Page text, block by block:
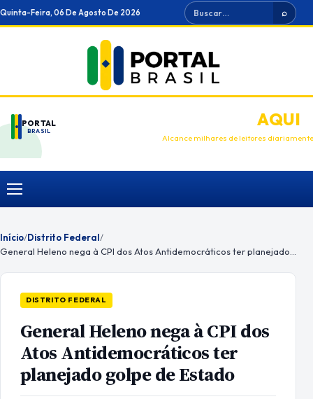
Ir
para
Quinta-Feira, 06 De Agosto De 2026 Buscar ⌕
PORTAL
BRASIL
ANUNCIEAQUI
Alcance milhares de leitores diariamente
Menu
Início/Distrito Federal/
DISTRITO FEDERAL
General Heleno nega à CPI dos
Atos Antidemocráticos ter
planejado golpe de Estado